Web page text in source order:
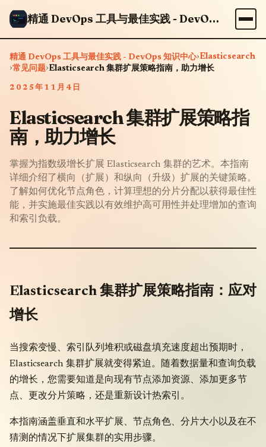
精通 DevOps 工具与最佳实践 - DevOps 知识中心
精通 DevOps 工具与最佳实践 - DevOps 知识中心›Elasticsearch
›常见问题›Elasticsearch 集群扩展策略指南，助力增长
2025年11月4日
Elasticsearch 集群扩展策略指
南，助力增长
掌握为指数级增长扩展 Elasticsearch 集群的艺术。本指南
详细介绍了横向（扩展）和纵向（升级）扩展的关键策略。
了解如何优化节点角色，计算理想的分片分配以获得最佳性
能，并实施最佳实践以有效维护高可用性并处理增加的查询
和索引负载。
Elasticsearch 集群扩展策略指南：应对
增长
当搜索变慢、索引队列堆积或磁盘填充速度超出预期时，
Elasticsearch 集群扩展就变得紧迫。随着数据量和查询负载
的增长，您需要知道是向现有节点添加资源、添加更多节
点、更改分片策略，还是重新设计热索引。
本指南涵盖垂直和水平扩展、节点角色、分片大小以及在不
猜测的情况下扩展集群的实用步骤。